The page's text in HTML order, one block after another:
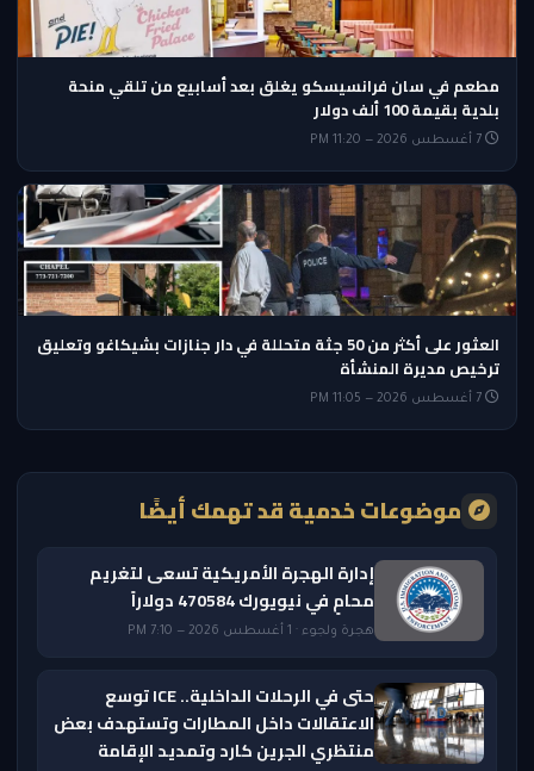
مطعم في سان فرانسيسكو يغلق بعد أسابيع من تلقي منحة
بلدية بقيمة 100 ألف دولار
العثور على أكثر من 50 جثة متحللة في دار جنازات بشيكاغو وتعليق
ترخيص مديرة المنشأة
موضوعات خدمية قد تهمك أيضًا
إدارة الهجرة الأمريكية تسعى لتغريم
محامٍ في نيويورك 470584 دولاراً
هجرة ولجوء · 1 أغسطس 2026 — 7:10 PM
حتى في الرحلات الداخلية.. ICE توسع
الاعتقالات داخل المطارات وتستهدف بعض
منتظري الجرين كارد وتمديد الإقامة